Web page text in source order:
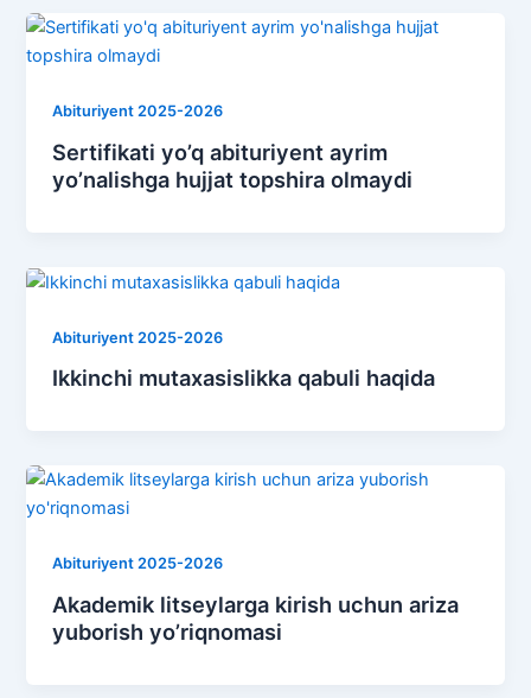
Abituriyent 2025-2026
Sertifikati yo’q abituriyent ayrim
yo’nalishga hujjat topshira olmaydi
Abituriyent 2025-2026
Ikkinchi mutaxasislikka qabuli haqida
Abituriyent 2025-2026
Akademik litseylarga kirish uchun ariza
yuborish yo’riqnomasi